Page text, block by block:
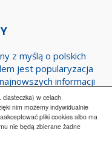
w celach
nim możemy indywidualnie
pliki cookies albo ma
nie będą zbierane żadne
z myślą o polskich
jest popularyzacja
informacji
Bernabeu.
Polityka prywatności